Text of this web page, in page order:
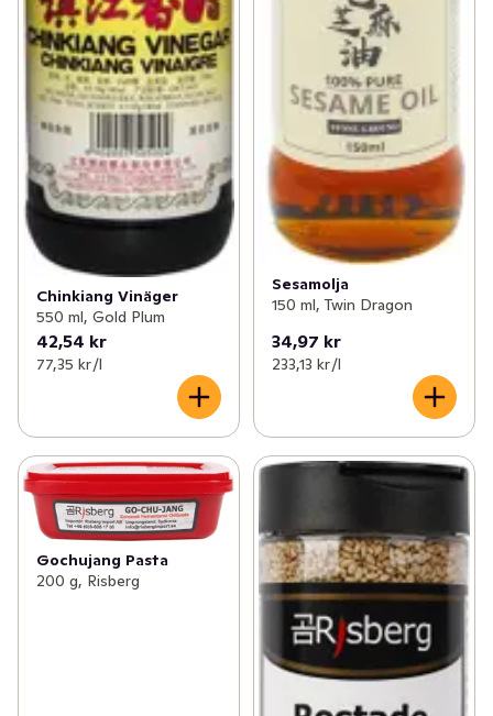
Chinkiang Vinäger
550 ml, Gold Plum
42,54 kr
77,35 kr /l
Sesamolja
150 ml, Twin Dragon
34,97 kr
233,13 kr /l
Gochujang Pasta
200 g, Risberg